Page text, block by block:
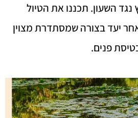
השעון. תכננו את הטיול
יעד בצורה שמסתדרת מצוין
פנים.